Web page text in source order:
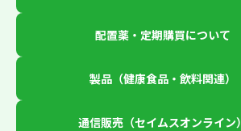
配置薬・定期購買について
製品（健康食品・飲料関連）
通信販売（セイムスオンライン）